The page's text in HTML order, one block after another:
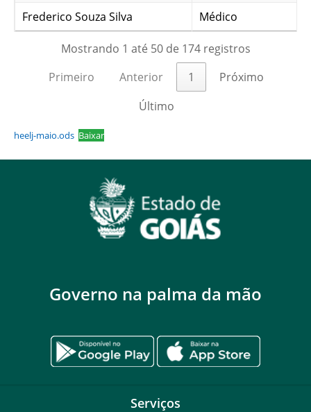
Frederico Souza Silva
Médico
Mostrando 1 até 50 de 174 registros
Primeiro
Anterior 1
Próximo
Último
heelj-maio.ods Baixar
Governo na palma da mão
Serviços